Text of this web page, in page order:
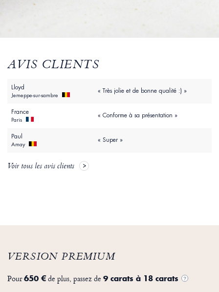
AVIS CLIENTS
Lloyd
Jemeppe-sur-sambre
« Très jolie et de bonne qualité :) »
France
Paris
« Conforme à sa présentation »
Paul
Amay
« Super »
Voir tous les avis clients
VERSION PREMIUM
Pour650 €de plus, passez de 9 carats à 18 carats ?